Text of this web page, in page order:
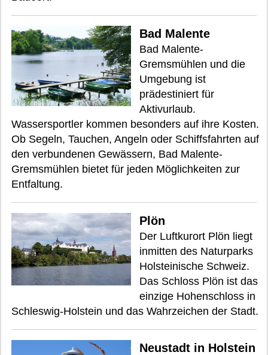
Bad Malente
Bad Malente-
Gremsmühlen und die
Umgebung ist
prädestiniert für
Aktivurlaub.
Wassersportler kommen besonders auf ihre Kosten.
Ob Segeln, Tauchen, Angeln oder Schiffsfahrten auf
den verbundenen Gewässern, Bad Malente-
Gremsmühlen bietet für jeden Möglichkeiten zur
Entfaltung.
Plön
Der Luftkurort Plön liegt
inmitten des Naturparks
Holsteinische Schweiz.
Das Schloss Plön ist das
einzige Hohenschloss in
Schleswig-Holstein und das Wahrzeichen der Stadt.
Neustadt in Holstein